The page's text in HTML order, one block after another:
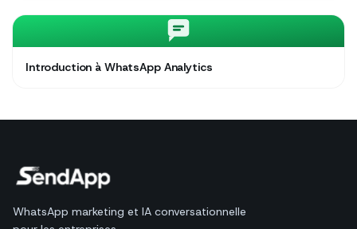
Introduction à WhatsApp Analytics
WhatsApp marketing et IA conversationnelle